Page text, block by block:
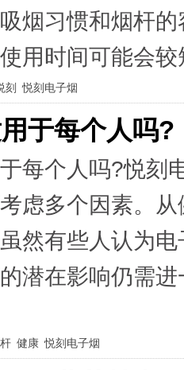
烟习惯和烟杆
用时间可能会
刻 悦刻电子烟
于每个人吗?
每个人吗?悦刻
虑多个因素。
然有些人认为
潜在影响仍需
健康 悦刻电子烟